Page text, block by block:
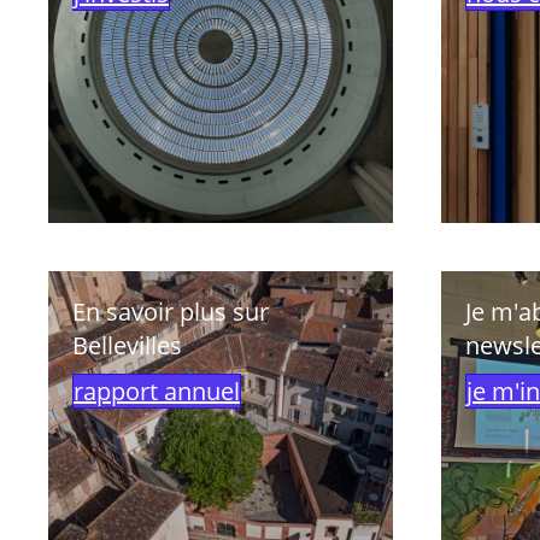
En savoir plus sur
Bellevilles
rapport annuel
Je
je